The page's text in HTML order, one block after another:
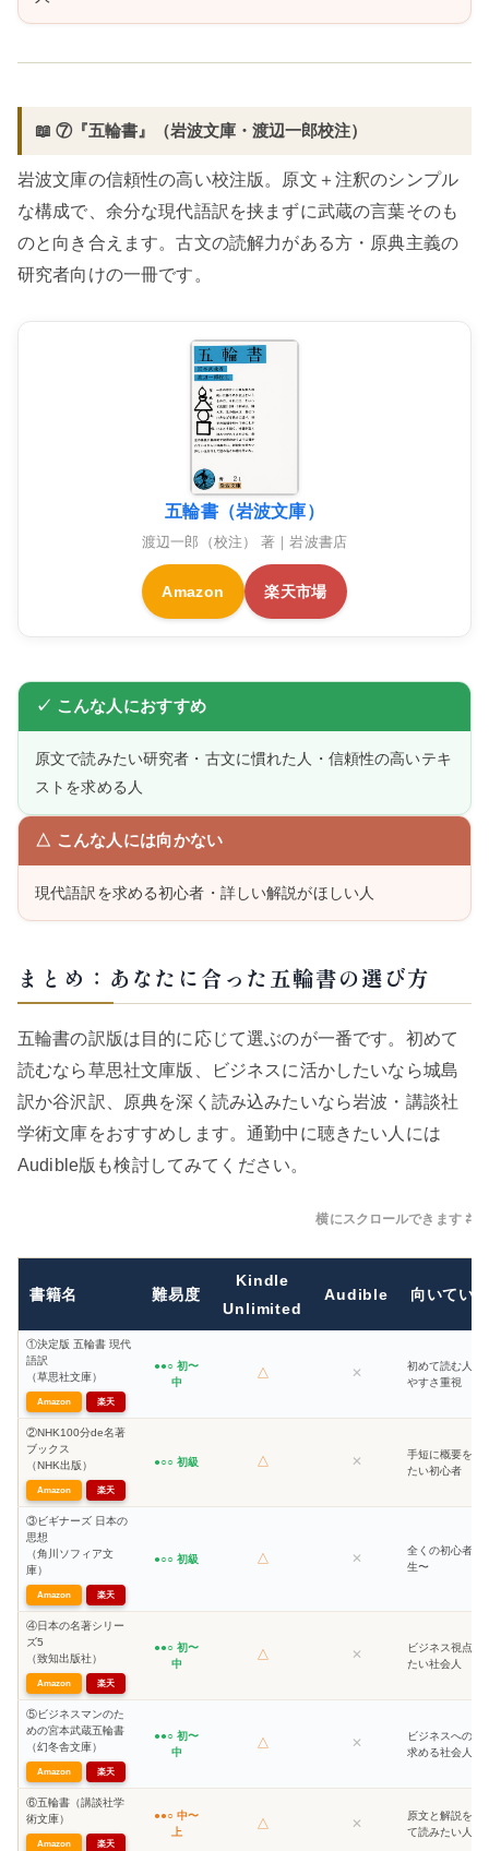
📖 ⑦『五輪書』（岩波文庫・渡辺一郎校注）
岩波文庫の信頼性の高い校注版。原文＋注釈のシンプル
な構成で、余分な現代語訳を挟まずに武蔵の言葉そのも
のと向き合えます。古文の読解力がある方・原典主義の
研究者向けの一冊です。
五輪書（岩波文庫）
渡辺一郎（校注） 著｜岩波書店
Amazon 楽天市場
✓ こんな人におすすめ
原文で読みたい研究者・古文に慣れた人・信頼性の高いテキ
ストを求める人
△ こんな人には向かない
現代語訳を求める初心者・詳しい解説がほしい人
まとめ：あなたに合った五輪書の選び方
五輪書の訳版は目的に応じて選ぶのが一番です。初めて
読むなら草思社文庫版、ビジネスに活かしたいなら城島
訳か谷沢訳、原典を深く読み込みたいなら岩波・講談社
学術文庫をおすすめします。通勤中に聴きたい人には
Audible版も検討してみてください。
横にスクロールできます
書籍名 難易度
Kindle
Unlimited
Audible 向いてい
①決定版 五輪書 現代
語訳
（草思社文庫）
Amazon 楽天
●●○ 初〜
中
△ ✕
初めて読む人・
やすさ重視
②NHK100分de名著
ブックス
（NHK出版）
Amazon 楽天
●○○ 初級 △ ✕
手短に概要をつ
たい初心者
③ビギナーズ 日本の
思想
（角川ソフィア文
庫）
Amazon 楽天
●○○ 初級 △ ✕
全くの初心者・
生〜
④日本の名著シリー
ズ5
（致知出版社）
Amazon 楽天
●●○ 初〜
中
△ ✕
ビジネス視点で
たい社会人
⑤ビジネスマンのた
めの宮本武蔵五輪書
（幻冬舎文庫）
Amazon 楽天
●●○ 初〜
中
△ ✕
ビジネスへの応
求める社会人
⑥五輪書（講談社学
術文庫）
Amazon 楽天
●●○ 中〜
上
△ ✕
原文と解説を並
て読みたい人